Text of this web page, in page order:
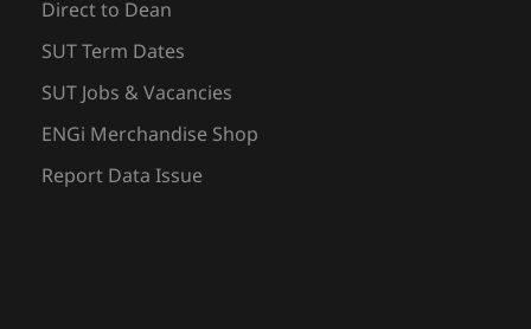
Direct to Dean
SUT Term Dates
SUT Jobs & Vacancies
ENGi Merchandise Shop
Report Data Issue